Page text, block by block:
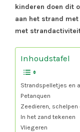
kinderen doen dit
aan het strand
met
Inhoudstafel
Strandspelletjes en
Petanquen
Zeedieren,
In het zand tekenen
Vliegeren